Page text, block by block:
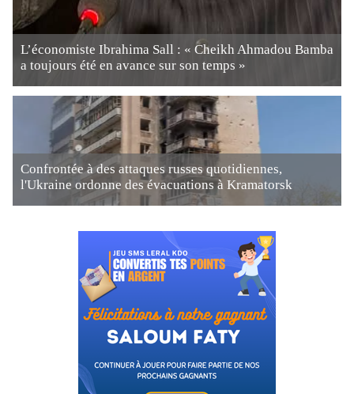
L’économiste Ibrahima Sall : « Cheikh Ahmadou Bamba
a toujours été en avance sur son temps »
Confrontée à des attaques russes quotidiennes,
l'Ukraine ordonne des évacuations à Kramatorsk